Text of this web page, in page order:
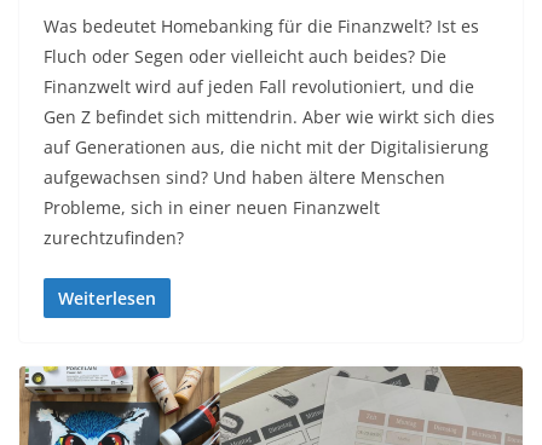
Was bedeutet Homebanking für die Finanzwelt? Ist es
Fluch oder Segen oder vielleicht auch beides? Die
Finanzwelt wird auf jeden Fall revolutioniert, und die
Gen Z befindet sich mittendrin. Aber wie wirkt sich dies
auf Generationen aus, die nicht mit der Digitalisierung
aufgewachsen sind? Und haben ältere Menschen
Probleme, sich in einer neuen Finanzwelt
zurechtzufinden?
Weiterlesen